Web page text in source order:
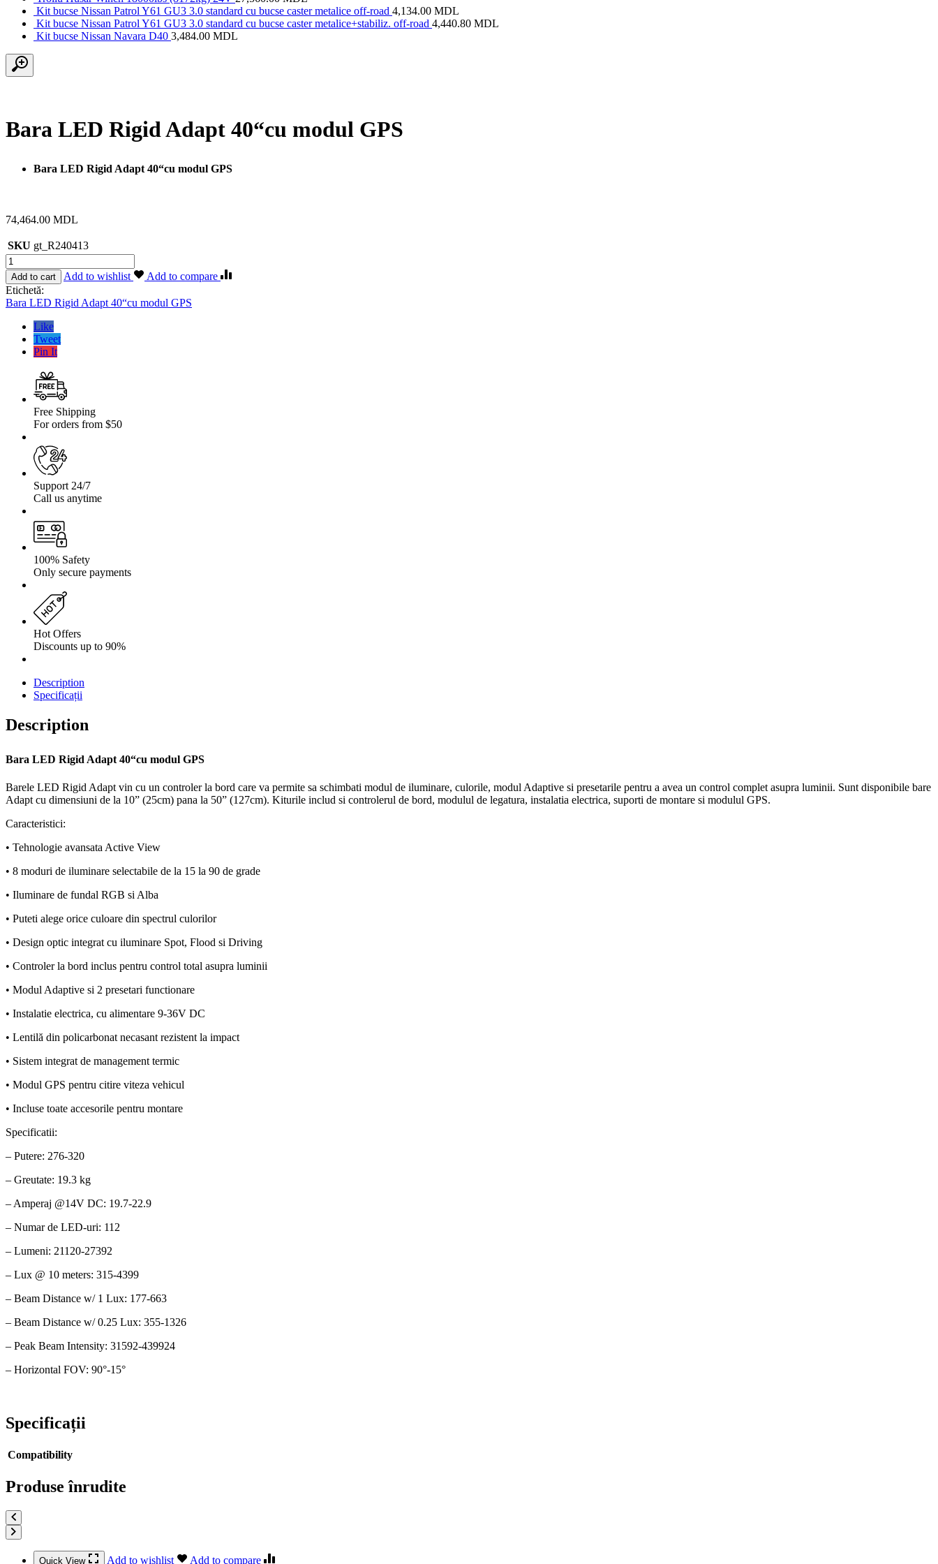
Kit bucse Nissan Patrol Y61 GU3 3.0 standard cu bucse caster metalice off-road 4,134.00 MDL
Kit bucse Nissan Patrol Y61 GU3 3.0 standard cu bucse caster metalice+stabiliz. off-road 4,440.80 MDL
Kit bucse Nissan Navara D40 3,484.00 MDL
Bara LED Rigid Adapt 40“cu modul GPS
Bara LED Rigid Adapt 40“cu modul GPS
74,464.00 MDL
SKU gt_R240413
Cantitate
Bara
LED
Rigid
Adapt
40“cu
modul
GPS
Add to cart Add to wishlist
Add to compare
Etichetă:
Bara LED Rigid Adapt 40“cu modul GPS
Like
Tweet
Pin It
Free Shipping
For orders from $50
Support 24/7
Call us anytime
100% Safety
Only secure payments
Hot Offers
Discounts up to 90%
Description
Specificații
Description
Bara LED Rigid Adapt 40“cu modul GPS
Barele LED Rigid Adapt vin cu un controler la bord care va permite sa schimbati modul de iluminare, culorile, modul Adaptive si presetarile pentru a avea un control complet asupra luminii. Sunt disponibile bare
Adapt cu dimensiuni de la 10” (25cm) pana la 50” (127cm). Kiturile includ si controlerul de bord, modulul de legatura, instalatia electrica, suporti de montare si modulul GPS.
Caracteristici:
• Tehnologie avansata Active View
• 8 moduri de iluminare selectabile de la 15 la 90 de grade
• Iluminare de fundal RGB si Alba
• Puteti alege orice culoare din spectrul culorilor
• Design optic integrat cu iluminare Spot, Flood si Driving
• Controler la bord inclus pentru control total asupra luminii
• Modul Adaptive si 2 presetari functionare
• Instalatie electrica, cu alimentare 9-36V DC
• Lentilă din policarbonat necasant rezistent la impact
• Sistem integrat de management termic
• Modul GPS pentru citire viteza vehicul
• Incluse toate accesorile pentru montare
Specificatii:
– Putere: 276-320
– Greutate: 19.3 kg
– Amperaj @14V DC: 19.7-22.9
– Numar de LED-uri: 112
– Lumeni: 21120-27392
– Lux @ 10 meters: 315-4399
– Beam Distance w/ 1 Lux: 177-663
– Beam Distance w/ 0.25 Lux: 355-1326
– Peak Beam Intensity: 31592-439924
– Horizontal FOV: 90°-15°
Specificații
Compatibility
Produse înrudite
Quick View Add to wishlist Add to compare